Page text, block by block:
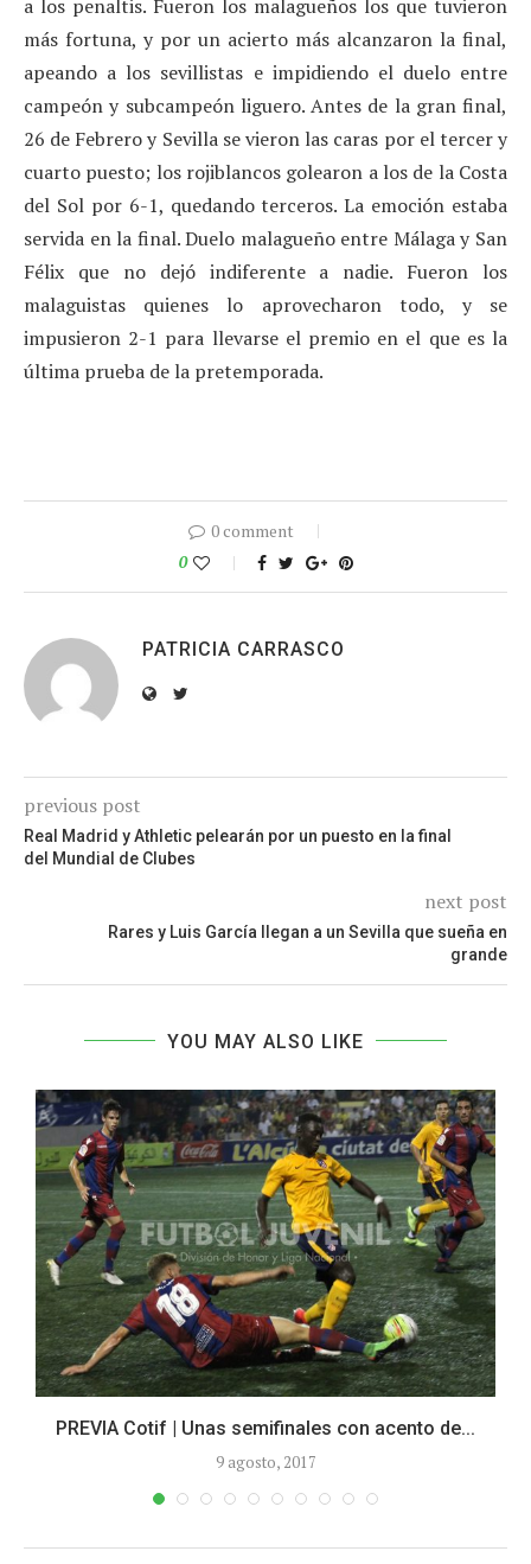
a los penaltis. Fueron los malagueños los que tuvieron
más fortuna, y por un acierto más alcanzaron la final,
apeando a los sevillistas e impidiendo el duelo entre
campeón y subcampeón liguero. Antes de la gran final,
26 de Febrero y Sevilla se vieron las caras por el tercer y
cuarto puesto; los rojiblancos golearon a los de la Costa
del Sol por 6-1, quedando terceros. La emoción estaba
servida en la final. Duelo malagueño entre Málaga y San
Félix que no dejó indiferente a nadie. Fueron los
malaguistas quienes lo aprovecharon todo, y se
impusieron 2-1 para llevarse el premio en el que es la
última prueba de la pretemporada.
0 comment
0
PATRICIA CARRASCO
previous post
Real Madrid y Athletic pelearán por un puesto en la final
del Mundial de Clubes
next post
Rares y Luis García llegan a un Sevilla que sueña en
grande
YOU MAY ALSO LIKE
PREVIA Cotif | Unas semifinales con acento de...
9 agosto, 2017